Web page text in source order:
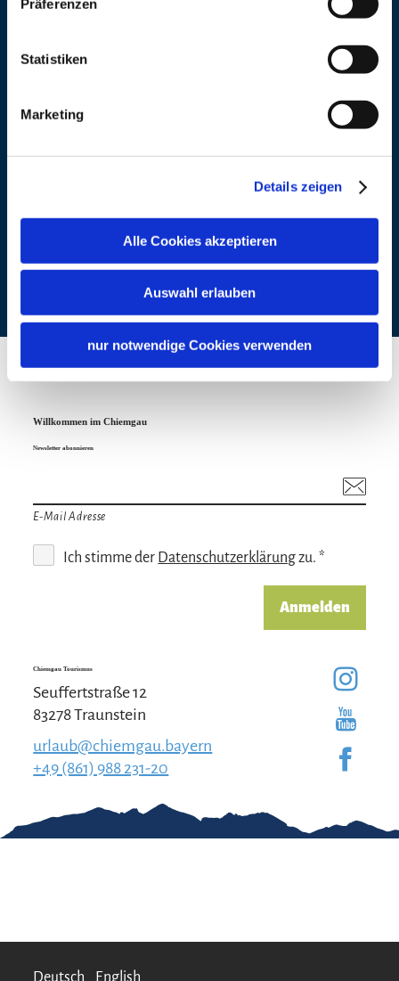
Präferenzen
Statistiken
Marketing
Details zeigen
Alle Cookies akzeptieren
Auswahl erlauben
nur notwendige Cookies verwenden
Willkommen im Chiemgau
Newsletter abonnieren
E-Mail Adresse
Ich stimme der Datenschutzerklärungzu. *
Anmelden
Chiemgau Tourismus
Seuffertstraße 12
83278 Traunstein
urlaub@chiemgau.bayern
+49 (861) 988 231-20
Deutsch English